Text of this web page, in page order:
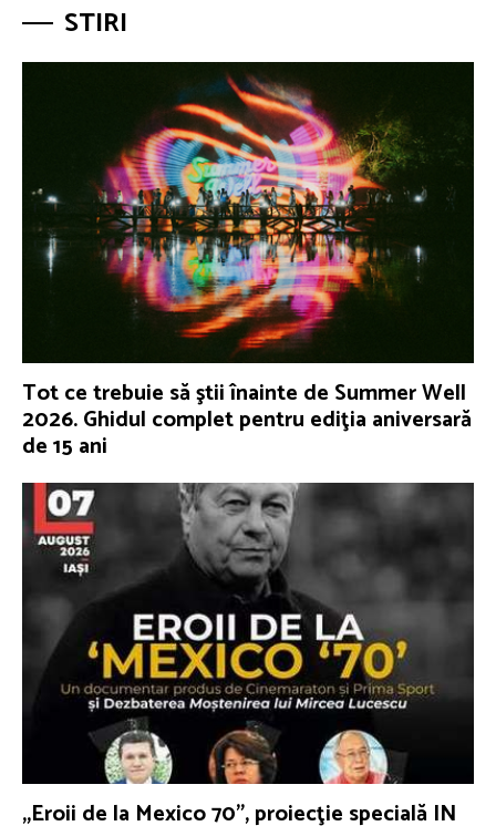
STIRI
Tot ce trebuie să ştii înainte de Summer Well
2026. Ghidul complet pentru ediţia aniversară
de 15 ani
„Eroii de la Mexico 70”, proiecţie specială IN